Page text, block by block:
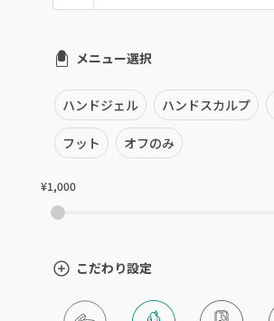
上京区・左京区・北区
山科・東山
南区・伏見
亀岡・福知山・舞鶴
木津・精華町
メニュー選択
ハンドジェル ハンドスカルプ
フット オフのみ
¥1,000
こだわり設定